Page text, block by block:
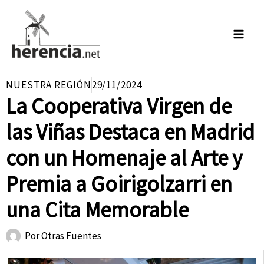
contenido
NUESTRA REGIÓN29/11/2024
La Cooperativa Virgen de
las Viñas Destaca en Madrid
con un Homenaje al Arte y
Premia a Goirigolzarri en
una Cita Memorable
PorOtras Fuentes